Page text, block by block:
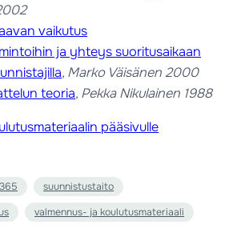
vaikutus
ja yhteys suoritusaikaan
, Marko Väisänen 2000
teoria, Pekka Nikulainen 1988
pääsivulle
suunnistustaito
valmennus- ja koulutusmateriaali